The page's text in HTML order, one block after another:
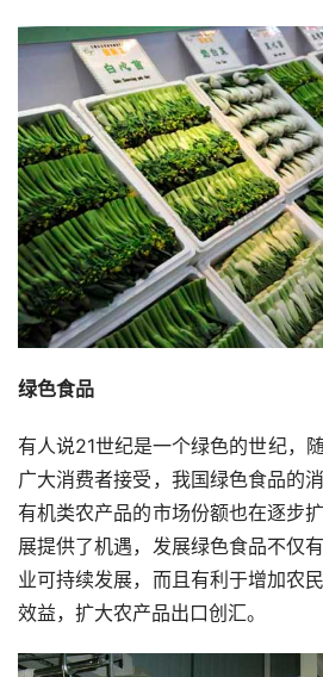
绿色食品
有人说21世纪是一个绿色的世纪，
广大消费者接受，我国绿色食品的
有机类农产品的市场份额也在逐步
展提供了机遇，发展绿色食品不仅
业可持续发展，而且有利于增加农
效益，扩大农产品出口创汇。